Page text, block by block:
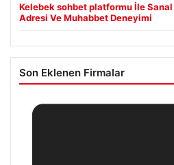
Kelebek sohbet platformu İle
Adresi Ve Muhabbet Deneyimi
Son Eklenen Firmalar